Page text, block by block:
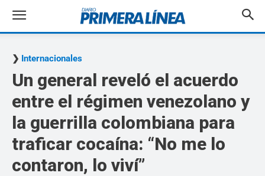
Internacionales
Un general reveló el acuerdo
entre el régimen venezolano y
la guerrilla colombiana para
traficar cocaína: “No me lo
contaron, lo viví”